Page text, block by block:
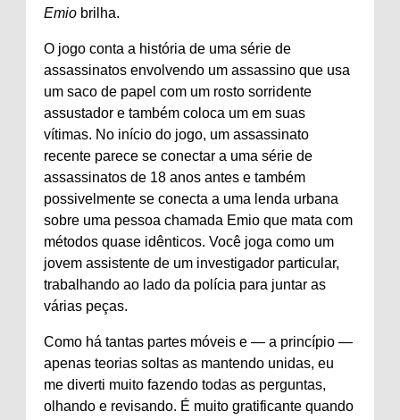
Emio brilha.
O jogo conta a história de uma série de
assassinatos envolvendo um assassino que usa
um saco de papel com um rosto sorridente
assustador e também coloca um em suas
vítimas. No início do jogo, um assassinato
recente parece se conectar a uma série de
assassinatos de 18 anos antes e também
possivelmente se conecta a uma lenda urbana
sobre uma pessoa chamada Emio que mata com
métodos quase idênticos. Você joga como um
jovem assistente de um investigador particular,
trabalhando ao lado da polícia para juntar as
várias peças.
Como há tantas partes móveis e — a princípio —
apenas teorias soltas as mantendo unidas, eu
me diverti muito fazendo todas as perguntas,
olhando e revisando. É muito gratificante quando